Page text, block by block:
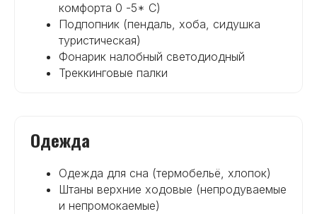
комфорта 0 -5* С)
Подпопник (пендаль, хоба, сидушка
туристическая)
Фонарик налобный светодиодный
Треккинговые палки
Одежда
Одежда для сна (термобельё, хлопок)
Штаны верхние ходовые (непродуваемые
и непромокаемые)